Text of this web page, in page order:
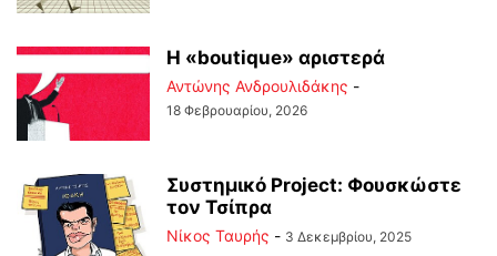
Η «boutique» αριστερά
Αντώνης Ανδρουλιδάκης -
18 Φεβρουαρίου, 2026
Συστημικό Project: Φουσκώστε
τον Τσίπρα
Νίκος Ταυρής - 3 Δεκεμβρίου, 2025